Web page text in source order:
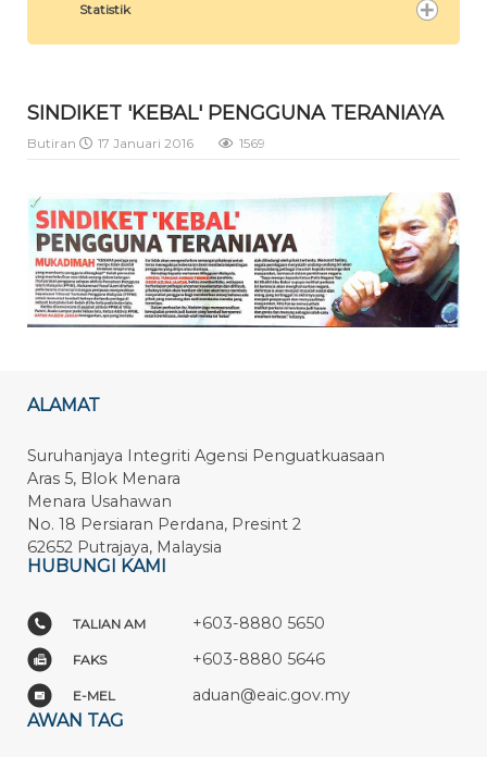
Statistik
SINDIKET 'KEBAL' PENGGUNA TERANIAYA
Butiran 17 Januari 2016 1569
ALAMAT
Suruhanjaya Integriti Agensi Penguatkuasaan
Aras 5, Blok Menara
Menara Usahawan
No. 18 Persiaran Perdana, Presint 2
62652 Putrajaya, Malaysia
HUBUNGI KAMI
TALIAN AM +603-8880 5650
FAKS +603-8880 5646
E-MEL aduan@eaic.gov.my
AWAN TAG